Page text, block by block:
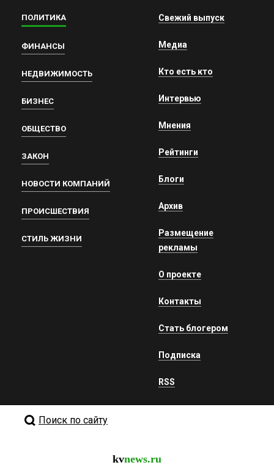
ПОЛИТИКА
ФИНАНСЫ
НЕДВИЖИМОСТЬ
БИЗНЕС
ОБЩЕСТВО
ЗАКОН
НОВОСТИ КОМПАНИЙ
ПРОИСШЕСТВИЯ
СТИЛЬ ЖИЗНИ
Свежий выпуск
Медиа
Кто есть кто
Интервью
Мнения
Рейтинги
Блоги
Архив
Размещение
рекламы
О проекте
Контакты
Стать блогером
Подписка
RSS
Поиск по сайту
kvnews.ru